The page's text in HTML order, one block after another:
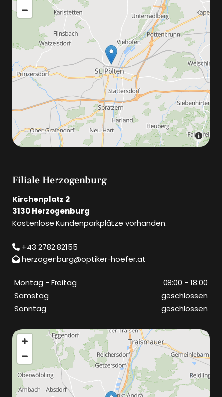
Filiale Herzogenburg
Kirchenplatz 2
3130 Herzogenburg
Kostenlose Kundenparkplätze vorhanden.
 +43 2782 82155
 herzogenburg@optiker-hoefer.at
Montag - Freitag
08:00 - 18:00
Samstag
geschlossen
Sonntag
geschlossen